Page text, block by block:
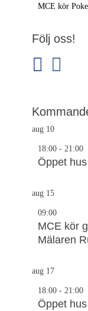
Föregående
MCE kör
Följ oss!
aug 10
18:00 - 21:00
Öppet hus
aug 15
09:00
MCE kör
Mälaren
aug 17
18:00 - 21:00
Öppet hus